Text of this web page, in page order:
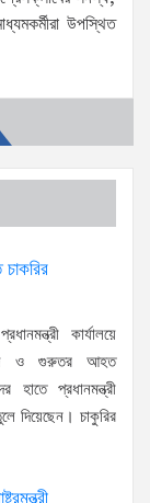
উপস্থিত
কার্যালয়ে
ও গুরুতর আহত
হাতে প্রধানমন্ত্রী
দিয়েছেন। চাকুরির